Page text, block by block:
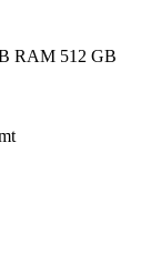
RAM 512 GB